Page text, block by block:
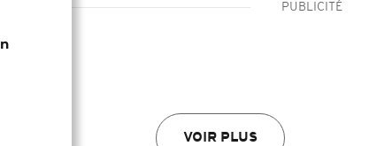
PUBLICITÉ
VOIR PLUS